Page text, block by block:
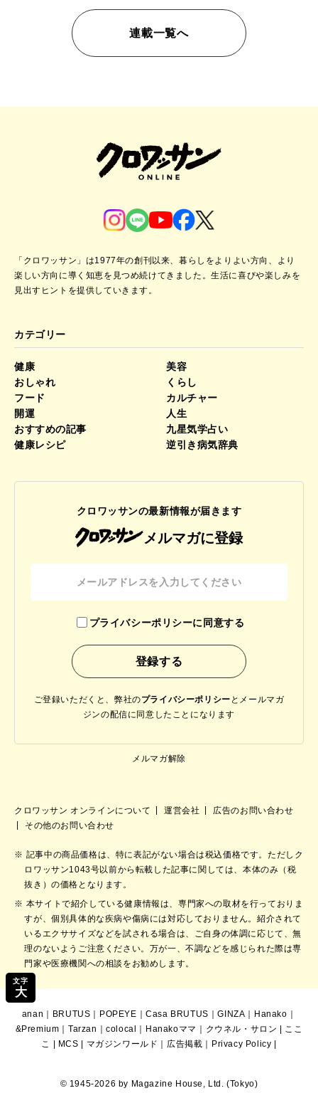
文字
大
連載一覧へ
「クロワッサン」は1977年の創刊以来、暮らしをよりよい方向、より
楽しい方向に導く知恵を見つめ続けてきました。生活に喜びや楽しみを
見出すヒントを提供していきます。
カテゴリー
健康
美容
おしゃれ
くらし
フード
カルチャー
開運
人生
おすすめの記事
九星気学占い
健康レシピ
逆引き病気辞典
クロワッサンの最新情報が届きます
メルマガに登録
プライバシーポリシーに同意する
ご登録いただくと、弊社のプライバシーポリシー と メールマガ
ジンの配信に同意したことになります
メルマガ解除
クロワッサン オンラインについて 運営会社
広告のお問い合わせ
その他のお問い合わせ
記事中の商品価格は、特に表記がない場合は税込価格です。ただしク
ロワッサン1043号以前から転載した記事に関しては、本体のみ（税
抜き）の価格となります。
本サイトで紹介している健康情報は、専門家への取材を行っておりま
すが、個別具体的な疾病や傷病には対応しておりません。紹介されて
いるエクササイズなどを試される場合は、ご自身の体調に応じて、無
理のないようご注意ください。万が一、不調などを感じられた際は専
門家や医療機関への相談をお勧めします。
anan ｜ BRUTUS ｜ POPEYE ｜Casa BRUTUS ｜GINZA ｜ Hanako ｜
&Premium ｜Tarzan ｜colocal ｜ Hanakoママ ｜ クウネル・サロン | ここ
こ
| MCS | マガジンワールド ｜ 広告掲載 ｜ Privacy Policy |
© 1945-2026 by Magazine House, Ltd. (Tokyo)